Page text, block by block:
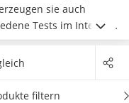
sie auch
Tests im Internet
muss dieses natürlich
Praktische Handy-
jetzt einenHandy-
filtern